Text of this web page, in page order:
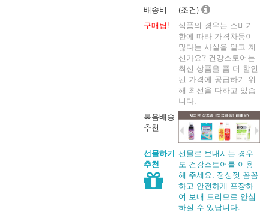
배송비
(조건)
구매팁!
식품의 경우는 소비기
한에 따라 가격차등이
많다는 사실을 알고 계
신가요? 건강스토어는
최신 상품을 좀 더 할인
된 가격에 공급하기 위
해 최선을 다하고 있습
니다.
묶음배송
추천
선물하기
추천
선물로 보내시는 경우
도 건강스토어를 이용
해 주세요. 정성껏 꼼꼼
하고 안전하게 포장하
여 보내 드리므로 안심
하실 수 있답니다.